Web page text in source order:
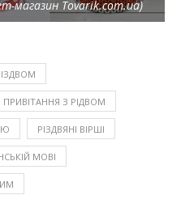
магазин Tovarik.com.ua)
ПРИВІТАННЯ З РІДВОМ
РІЗДВЯНІ ВІРШІ
МОВІ